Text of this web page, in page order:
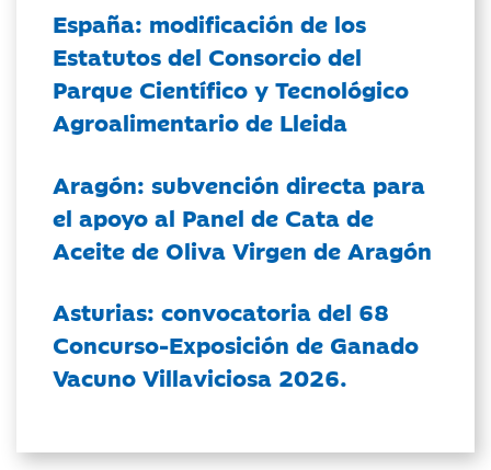
España: modificación de los
Estatutos del Consorcio del
Parque Científico y Tecnológico
Agroalimentario de Lleida
Aragón: subvención directa para
el apoyo al Panel de Cata de
Aceite de Oliva Virgen de Aragón
Asturias: convocatoria del 68
Concurso-Exposición de Ganado
Vacuno Villaviciosa 2026.